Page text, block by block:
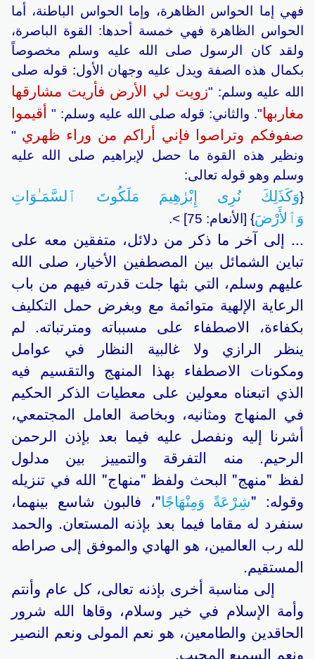
فهي إما الحواس الظاهرة، وإما الحواس الباطنة، أما
الحواس الظاهرة فهي خمسة أحدها: القوة الباصرة،
ولقد كان الرسول صلى الله عليه وسلم مخصوصاً
بكمال هذه الصفة ويدل عليه وجهان الأول: قوله صلى
الله عليه وسلم: "زويت لي الأرض فأريت مشارقها
مغاربها". والثاني: قوله صلى الله عليه وسلم: " أقيموا
صفوفكم وتراصوا فإني أراكم من وراء ظهري "
ونظير هذه القوة ما حصل لإبراهيم صلى الله عليه
وسلم وهو قوله تعالى:
{وَكَذَلِكَ نُرِى إِبْرٰهِيمَ مَلَكُوتَ ٱلسَّمَـٰوَاتِ
وَٱلأَرْضَ} [الأنعام: 75] >.
... إلى آخر ما ذكر من دلائل، متفقين معه على
تباين الشمائل بين المصطفين الأخيار، صلى الله
عليهم وسلم، التي بثها جلت قدرته فيهم من باب
الرعاية الإلهية متوائمة مع وبغرض حمل التكليف
بكفاءة، الاصطفاء على مسبباته ومترتباته. لم
ينظر الرازي ولا غالبية النظار في عوامل
ومكونات الاصطفاء بهذا المنهج والتقسيم فيه
الذي اتبعناه معولين على معطيات الذكر الحكيم
في المنهاج ومثانيه، وبخاصة العامل المجتمعي،
أشرنا إليه ونفصل عليه فيما بعد بإذن الرحمن
الرحيم. منه التفرقة والتمييز بين مدلول
لفظ "منهج" البحث ولفظ "منهاج" الله في تنزيله
وقوله: "شِرْعَةً وَمِنْهَاجًا"، فالبون شاسع بينهما،
سنفرد له مقاما فيما بعد بإذنه المستعان. والحمد
لله رب العالمين، هو الهادي والموفق إلى صراطه
المستقيم.
إلى مناسبة أخرى بإذنه تعالى، كل عام وأنتم
وأمة الإسلام في خير وسلام، وقاها الله شرور
الحاقدين والطامعين، هو نعم المولى ونعم النصير
ونعم السميع المجيب.